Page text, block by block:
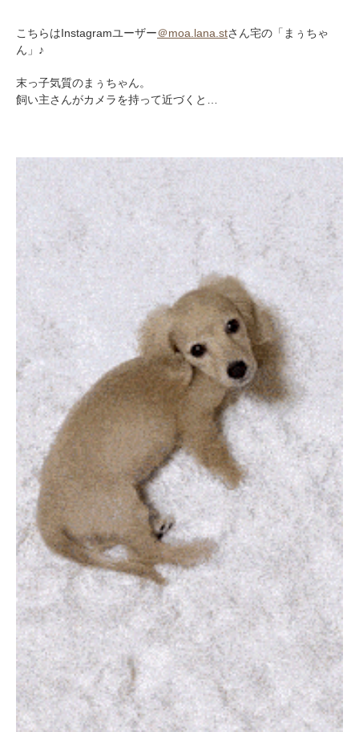
こちらはInstagramユーザー＠moa.lana.stさん宅の「まぅちゃ
ん」♪
末っ子気質のまぅちゃん。
飼い主さんがカメラを持って近づくと…